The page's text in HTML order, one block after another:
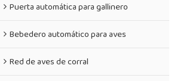
Puerta automática para gallinero
Bebedero automático para aves
Red de aves de corral